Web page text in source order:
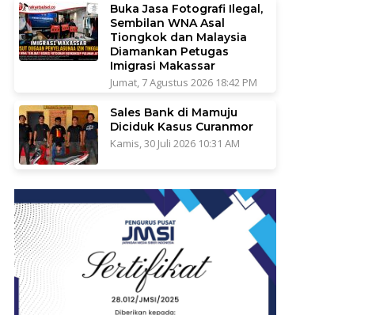
Buka Jasa Fotografi Ilegal,
Sembilan WNA Asal
Tiongkok dan Malaysia
Diamankan Petugas
Imigrasi Makassar
Jumat, 7 Agustus 2026 18:42 PM
Sales Bank di Mamuju
Diciduk Kasus Curanmor
Kamis, 30 Juli 2026 10:31 AM